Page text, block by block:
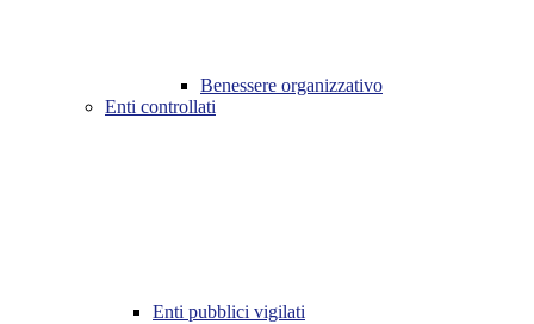
Benessere organizzativo
Enti controllati
Enti pubblici vigilati